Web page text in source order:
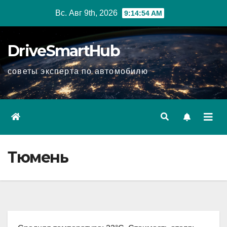
Вс. Авг 9th, 2026 9:14:55 AM
DriveSmartHub
советы эксперта по автомобилю
Тюмень